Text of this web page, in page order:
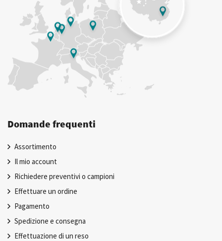
Domande frequenti
Assortimento
Il mio account
Richiedere preventivi o campioni
Effettuare un ordine
Pagamento
Spedizione e consegna
Effettuazione di un reso